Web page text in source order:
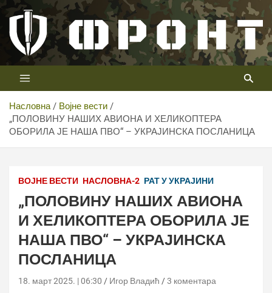
Скип
цонтент
Телевизија ФРОНТ
Први војни канал у Србији
Насловна
Војне вести
„ПОЛОВИНУ НАШИХ АВИОНА И ХЕЛИКОПТЕРА
ОБОРИЛА ЈЕ НАША ПВО“ – УКРАЈИНСКА ПОСЛАНИЦА
ВОЈНЕ ВЕСТИ НАСЛОВНА-2 РАТ У УКРАЈИНИ
„ПОЛОВИНУ НАШИХ АВИОНА
И ХЕЛИКОПТЕРА ОБОРИЛА ЈЕ
НАША ПВО“ – УКРАЈИНСКА
ПОСЛАНИЦА
18. март 2025. | 06:30 Игор Владић 3 коментара